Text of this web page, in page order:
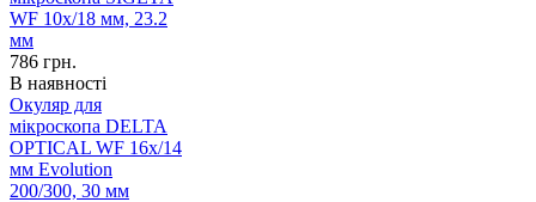
786 грн.
В наявності
Окуляр для
мікроскопа DELTA
OPTICAL WF 16x/14
мм Evolution
200/300, 30 мм